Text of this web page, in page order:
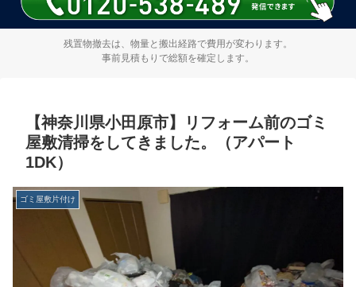
残置物撤去は、物量と搬出経路で費用が変わります。
事前見積もりで総額を確定します。
【神奈川県小田原市】リフォーム前のゴミ
屋敷清掃をしてきました。（アパート
1DK）
ゴミ屋敷片付け